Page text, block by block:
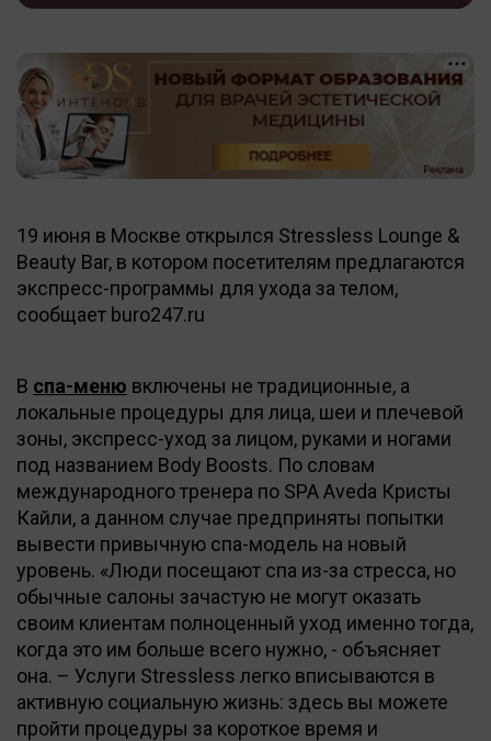
19 июня в Москве открылся Stressless Lounge &
Beauty Bar, в котором посетителям предлагаются
экспресс-программы для ухода за телом,
сообщает buro247.ru
В спа-меню включены не традиционные, а
локальные процедуры для лица, шеи и плечевой
зоны, экспресс-уход за лицом, руками и ногами
под названием Body Boosts. По словам
международного тренера по SPA Aveda Кристы
Кайли, а данном случае предприняты попытки
вывести привычную спа-модель на новый
уровень. «Люди посещают спа из-за стресса, но
обычные салоны зачастую не могут оказать
своим клиентам полноценный уход именно тогда,
когда это им больше всего нужно, - объясняет
она. – Услуги Stressless легко вписываются в
активную социальную жизнь: здесь вы можете
пройти процедуры за короткое время и